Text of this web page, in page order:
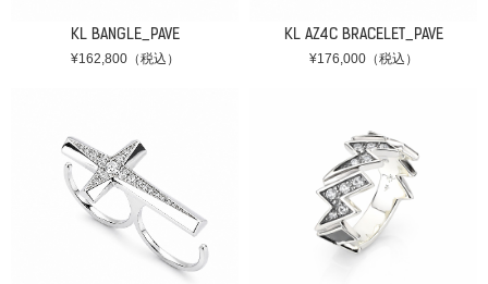
KL BANGLE_PAVE
¥162,800（税込）
KL AZ4C BRACELET_PAVE
¥176,000（税込）